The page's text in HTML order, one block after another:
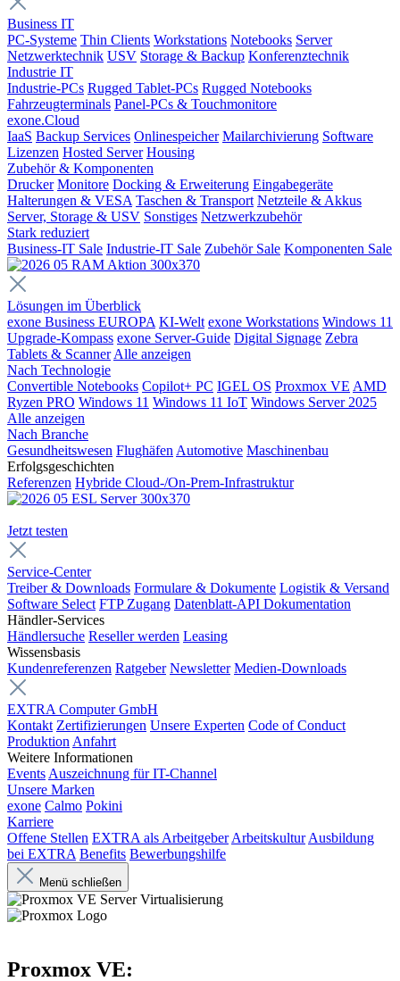
Business IT
PC-Systeme Thin Clients Workstations Notebooks Server
Netzwerktechnik USV Storage & Backup Konferenztechnik
Industrie IT
Industrie-PCs Rugged Tablet-PCs Rugged Notebooks
Fahrzeugterminals Panel-PCs & Touchmonitore
exone.Cloud
IaaS Backup Services Onlinespeicher Mailarchivierung Software
Lizenzen Hosted Server Housing
Zubehör & Komponenten
Drucker Monitore Docking & Erweiterung Eingabegeräte
Halterungen & VESA Taschen & Transport Netzteile & Akkus
Server, Storage & USV Sonstiges Netzwerkzubehör
Stark reduziert
Business-IT Sale Industrie-IT Sale Zubehör Sale Komponenten Sale
Lösungen im Überblick
exone Business EUROPA KI-Welt exone Workstations Windows 11
Upgrade-Kompass exone Server-Guide Digital Signage Zebra
Tablets & Scanner Alle anzeigen
Nach Technologie
Convertible Notebooks Copilot+ PC IGEL OS Proxmox VE AMD
Ryzen PRO Windows 11 Windows 11 IoT Windows Server 2025
Alle anzeigen
Nach Branche
Gesundheitswesen Flughäfen Automotive Maschinenbau
Erfolgsgeschichten
Referenzen Hybride Cloud-/On-Prem-Infrastruktur
Jetzt testen
Service-Center
Treiber & Downloads Formulare & Dokumente Logistik & Versand
Software Select FTP Zugang Datenblatt-API Dokumentation
Händler-Services
Händlersuche Reseller werden Leasing
Wissensbasis
Kundenreferenzen Ratgeber Newsletter Medien-Downloads
EXTRA Computer GmbH
Kontakt Zertifizierungen Unsere Experten Code of Conduct
Produktion Anfahrt
Weitere Informationen
Events Auszeichnung für IT-Channel
Unsere Marken
exone Calmo Pokini
Karriere
Offene Stellen EXTRA als Arbeitgeber Arbeitskultur Ausbildung
bei EXTRA Benefits Bewerbungshilfe
Menü schließen
Proxmox VE: